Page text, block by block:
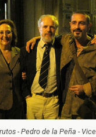
- Pedro de la Peña -